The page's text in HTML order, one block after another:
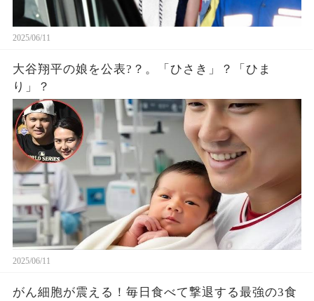
2025/06/11
大谷翔平の娘を公表?？。「ひさき」？「ひま
り」？
2025/06/11
がん細胞が震える！毎日食べて撃退する最強の3食